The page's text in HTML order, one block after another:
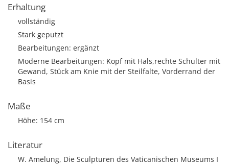
Erhaltung
vollständig
Stark geputzt
Bearbeitungen: ergänzt
Moderne Bearbeitungen: Kopf mit Hals,rechte Schulter mit
Gewand, Stück am Knie mit der Steilfalte, Vorderrand der
Basis
Maße
Höhe: 154 cm
Literatur
W. Amelung, Die Sculpturen des Vaticanischen Museums I